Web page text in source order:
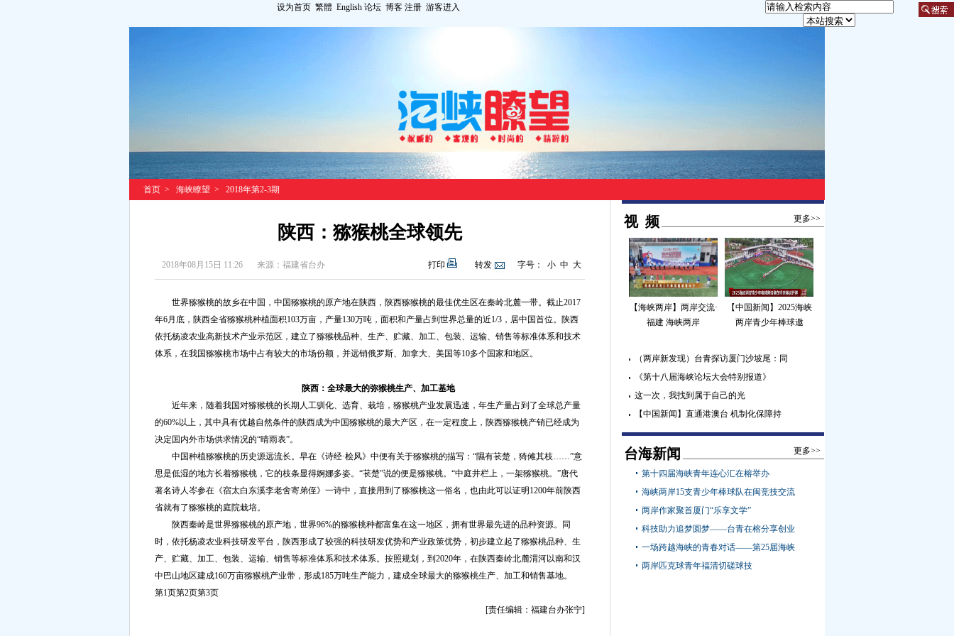
设为首页 繁體 English 论坛 博客 注册 游客进入
首页 > 海峡瞭望 > 2018年第2-3期
陕西：猕猴桃全球领先
2018年08月15日 11:26 来源：福建省台办 字号： 小 中 大
转发
打印
世界猕猴桃的故乡在中国，中国猕猴桃的原产地在陕西，陕西猕猴桃的最佳优生区在秦岭北麓一带。截止2017
年6月底，陕西全省猕猴桃种植面积103万亩，产量130万吨，面积和产量占到世界总量的近1/3，居中国首位。陕西
依托杨凌农业高新技术产业示范区，建立了猕猴桃品种、生产、贮藏、加工、包装、运输、销售等标准体系和技术
体系，在我国猕猴桃市场中占有较大的市场份额，并远销俄罗斯、加拿大、美国等10多个国家和地区。
陕西：全球最大的弥猴桃生产、加工基地
近年来，随着我国对猕猴桃的长期人工驯化、选育、栽培，猕猴桃产业发展迅速，年生产量占到了全球总产量
的60%以上，其中具有优越自然条件的陕西成为中国猕猴桃的最大产区，在一定程度上，陕西猕猴桃产销已经成为
决定国内外市场供求情况的“晴雨表”。
中国种植猕猴桃的历史源远流长。早在《诗经·桧风》中便有关于猕猴桃的描写：“隰有苌楚，猗傩其枝……”意
思是低湿的地方长着猕猴桃，它的枝条显得婀娜多姿。“苌楚”说的便是猕猴桃。“中庭井栏上，一架猕猴桃。”唐代
著名诗人岑参在《宿太白东溪李老舍寄弟侄》一诗中，直接用到了猕猴桃这一俗名，也由此可以证明1200年前陕西
省就有了猕猴桃的庭院栽培。
陕西秦岭是世界猕猴桃的原产地，世界96%的猕猴桃种都富集在这一地区，拥有世界最先进的品种资源。同
时，依托杨凌农业科技研发平台，陕西形成了较强的科技研发优势和产业政策优势，初步建立起了猕猴桃品种、生
产、贮藏、加工、包装、运输、销售等标准体系和技术体系。按照规划，到2020年，在陕西秦岭北麓渭河以南和汉
中巴山地区建成160万亩猕猴桃产业带，形成185万吨生产能力，建成全球最大的猕猴桃生产、加工和销售基地。
第1页第2页第3页
[责任编辑：福建台办张宁]
视 频 更多>>
【海峡两岸】两岸交流·
福建 海峡两岸
【中国新闻】2025海峡
两岸青少年棒球邀
（两岸新发现）台青探访厦门沙坡尾：同
《第十八届海峡论坛大会特别报道》
这一次，我找到属于自己的光
【中国新闻】直通港澳台 机制化保障持
台海新闻 更多>>
第十四届海峡青年连心汇在榕举办
海峡两岸15支青少年棒球队在闽竞技交流
两岸作家聚首厦门“乐享文学”
科技助力追梦圆梦——台青在榕分享创业
一场跨越海峡的青春对话——第25届海峡
两岸匹克球青年福清切磋球技